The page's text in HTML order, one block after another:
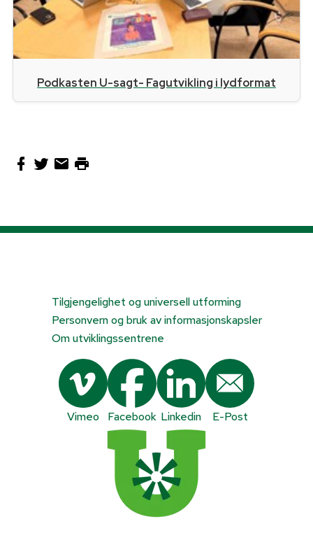
Podkasten U-sagt- Fagutvikling i lydformat
Tilgjengelighet og universell utforming
Personvern og bruk av informasjonskapsler
Om utviklingssentrene
Vimeo Facebook Linkedin E-Post